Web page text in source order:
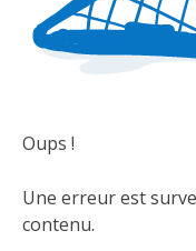
Oups !
Une erreur est
contenu.